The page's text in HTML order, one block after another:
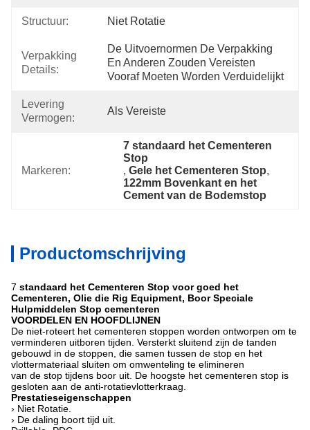
Structuur: Niet Rotatie
Verpakking
Details:
De Uitvoernormen De Verpakking
En Anderen Zouden Vereisten
Vooraf Moeten Worden Verduidelijkt
Levering
Vermogen:
Als Vereiste
Markeren:
7 standaard het Cementeren
Stop
, Gele het Cementeren Stop,
122mm Bovenkant en het
Cement van de Bodemstop
Productomschrijving
7 standaard het Cementeren Stop voor goed het
Cementeren, Olie die Rig Equipment, Boor Speciale
Hulpmiddelen Stop cementeren
VOORDELEN EN HOOFDLIJNEN
De niet-roteert het cementeren stoppen worden ontworpen om te
verminderen uitboren tijden. Versterkt sluitend zijn de tanden
gebouwd in de stoppen, die samen tussen de stop en het
vlottermateriaal sluiten om omwenteling te elimineren
van de stop tijdens boor uit. De hoogste het cementeren stop is
gesloten aan de anti-rotatievlotterkraag.
Prestatieseigenschappen
› Niet Rotatie.
› De daling boort tijd uit.